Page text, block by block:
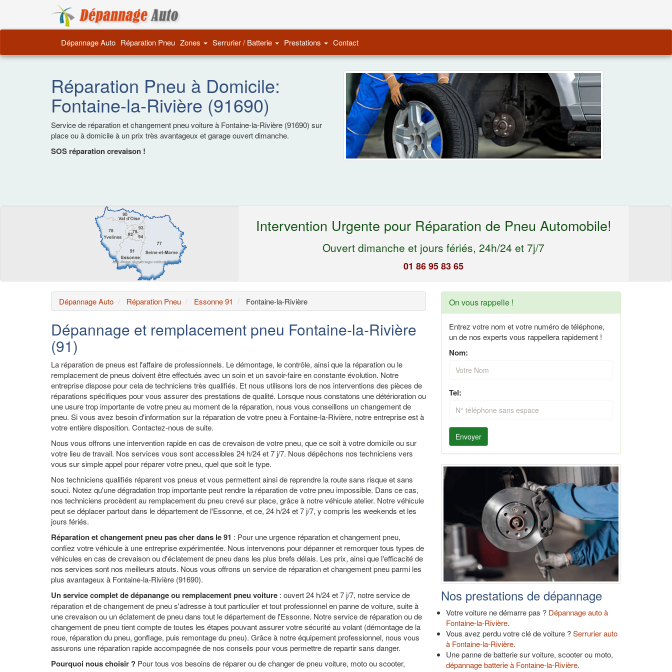
Dépannage Auto Réparation Pneu Zones Serrurier / Batterie Prestations Contact
Réparation Pneu à Domicile:
Fontaine-la-Rivière (91690)
Service de réparation et changement pneu voiture à Fontaine-la-Rivière (91690) sur
place ou à domicile à un prix très avantageux et garage ouvert dimanche.
SOS réparation crevaison !
Intervention Urgente pour Réparation de Pneu Automobile!
Ouvert dimanche et jours fériés, 24h/24 et 7j/7
01 86 95 83 65
Dépannage Auto Réparation Pneu Essonne 91 Fontaine-la-Rivière
Dépannage et remplacement pneu Fontaine-la-Rivière
(91)
La réparation de pneus est l'affaire de professionnels. Le démontage, le contrôle, ainsi que la réparation ou le
remplacement de pneus doivent être effectués avec un soin et un savoir-faire en constante évolution. Notre
entreprise dispose pour cela de techniciens très qualifiés. Et nous utilisons lors de nos interventions des pièces de
réparations spécifiques pour vous assurer des prestations de qualité. Lorsque nous constatons une détérioration ou
une usure trop importante de votre pneu au moment de la réparation, nous vous conseillons un changement de
pneu. Si vous avez besoin d'information sur la réparation de votre pneu à Fontaine-la-Rivière, notre entreprise est à
votre entière disposition. Contactez-nous de suite.
Nous vous offrons une intervention rapide en cas de crevaison de votre pneu, que ce soit à votre domicile ou sur
votre lieu de travail. Nos services vous sont accessibles 24 h/24 et 7 j/7. Nous dépêchons nos techniciens vers
vous sur simple appel pour réparer votre pneu, quel que soit le type.
Nos techniciens qualifiés réparent vos pneus et vous permettent ainsi de reprendre la route sans risque et sans
souci. Notez qu'une dégradation trop importante peut rendre la réparation de votre pneu impossible. Dans ce cas,
nos techniciens procèdent au remplacement du pneu crevé sur place, grâce à notre véhicule atelier. Notre véhicule
peut se déplacer partout dans le département de l'Essonne, et ce, 24 h/24 et 7 j/7, y compris les weekends et les
jours fériés.
Réparation et changement pneu pas cher dans le 91 : Pour une urgence réparation et changement pneu,
confiez votre véhicule à une entreprise expérimentée. Nous intervenons pour dépanner et remorquer tous types de
véhicules en cas de crevaison ou d'éclatement de pneu dans les plus brefs délais. Les prix, ainsi que l'efficacité de
nos services sont nos meilleurs atouts. Nous vous offrons un service de réparation et changement pneu parmi les
plus avantageux à Fontaine-la-Rivière (91690).
Un service complet de dépanange ou remplacement pneu voiture : ouvert 24 h/24 et 7 j/7, notre service de
réparation et de changement de pneu s'adresse à tout particulier et tout professionnel en panne de voiture, suite à
une crevaison ou un éclatement de pneu dans tout le département de l'Essonne. Notre service de réparation ou de
changement de pneu tient compte de toutes les étapes pouvant assurer votre sécurité au volant (démontage de la
roue, réparation du pneu, gonflage, puis remontage du pneu). Grâce à notre équipement professionnel, nous vous
assurons une réparation rapide accompagnée de nos conseils pour vous permettre de repartir sans danger.
Pourquoi nous choisir ? Pour tous vos besoins de réparer ou de changer de pneu voiture, moto ou scooter,
On vous rappelle !
Entrez votre nom et votre numéro de téléphone,
un de nos experts vous rappellera rapidement !
Nom:
Tel:
Envoyer
Nos prestations de dépannage
Votre voiture ne démarre pas ? Dépannage auto à
Fontaine-la-Rivière.
Vous avez perdu votre clé de voiture ?Serrurier auto
à Fontaine-la-Rivière.
Une panne de batterie sur voiture, scooter ou moto,
dépannage batterie à Fontaine-la-Rivière.